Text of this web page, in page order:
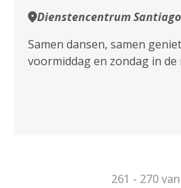
Dienstencentrum Santiago
Samen dansen, samen
voormiddag en zondag in de
261 - 270